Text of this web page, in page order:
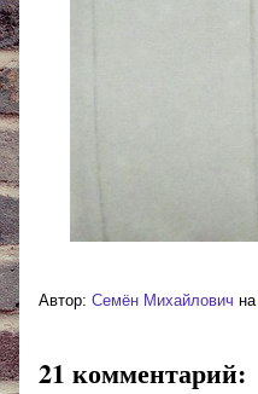
Автор: Cемён Михайлович на
21 комментарий: